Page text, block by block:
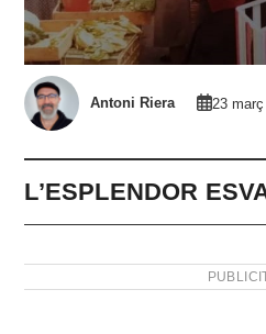
Antoni Riera 23
L’ESPLENDOR